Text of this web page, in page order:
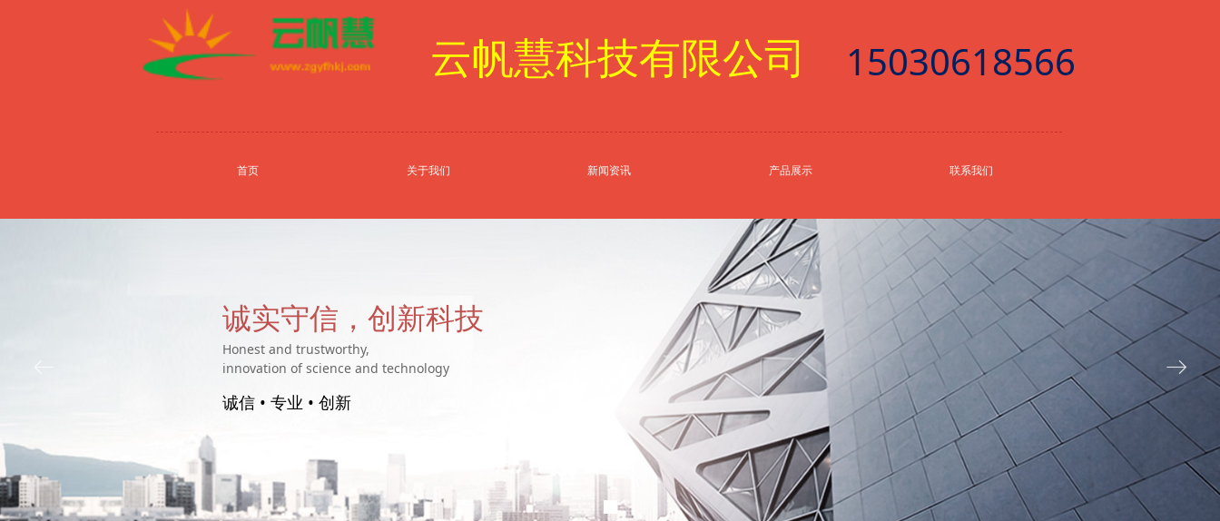
云帆慧科技有限公司 15030618566
首页 关于我们 新闻资讯 产品展示 联系我们
诚实守信，创新科技
Honest and trustworthy,
innovation of science and technology
诚信 • 专业 • 创新
ꁹ